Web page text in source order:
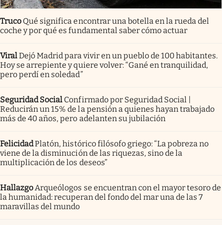
Truco Qué significa encontrar una botella en la rueda del
coche y por qué es fundamental saber cómo actuar
ViralDejó Madrid para vivir en un pueblo de 100 habitantes.
Hoy se arrepiente y quiere volver: “Gané en tranquilidad,
pero perdí en soledad”
Seguridad Social Confirmado por Seguridad Social |
Reducirán un 15% de la pensión a quienes hayan trabajado
más de 40 años, pero adelanten su jubilación
FelicidadPlatón, histórico filósofo griego: “La pobreza no
viene de la disminución de las riquezas, sino de la
multiplicación de los deseos”
Hallazgo Arqueólogos se encuentran con el mayor tesoro de
la humanidad: recuperan del fondo del mar una de las 7
maravillas del mundo